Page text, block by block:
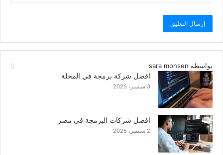
بواسطة sara mohsen
افضل شركة برمجة في المحلة
3 سبتمبر، 2025
افضل شركات البرمجة في مصر
2 سبتمبر، 2025